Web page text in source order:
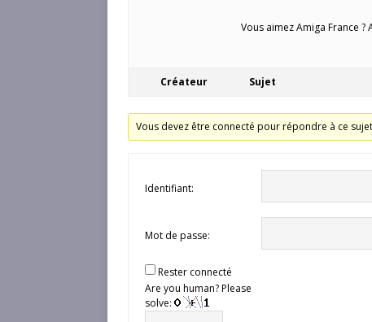
Vous aimez Amiga France
Créateur Sujet
Vous devez être connecté pour répondre à ce
Identifiant:
Mot de passe:
Rester connecté
Are you human? Please
solve: